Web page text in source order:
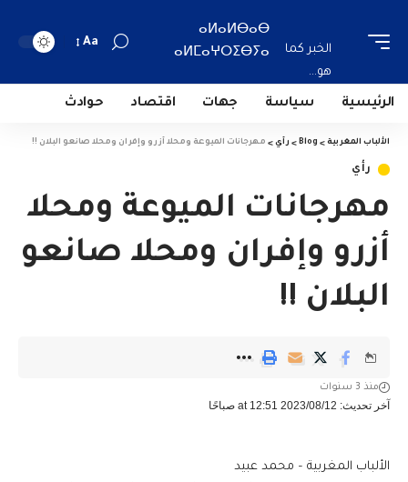
الخبر كما
هو...
ⴰⵍⴰⵍⴱⴰⴱ
ⴰⵍⵎⴰⵖⵔⵉⴱⵢⴰ
Aa
الرئيسية سياسة جهات اقتصاد حوادث
الألباب المغربية >
Blog
> رأي > مهرجانات الميوعة ومحلا أزرو وإفران ومحلا صانعو البلان !!
رأي
مهرجانات الميوعة ومحلا
أزرو وإفران ومحلا صانعو
البلان !!
آخر تحديث: 2023/08/12 at 12:51 صباحًا
منذ 3 سنوات
الألباب المغربية – محمد عبيد